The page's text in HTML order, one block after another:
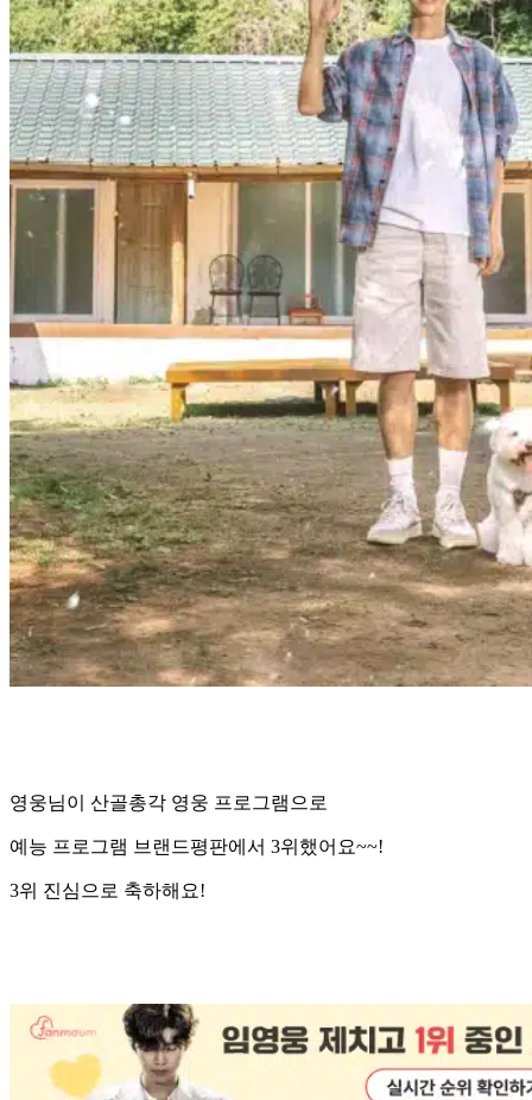
영웅님이 산골총각 영웅 프로그램으로
예능 프로그램 브랜드평판에서 3위했어요~~!
3위 진심으로 축하해요!